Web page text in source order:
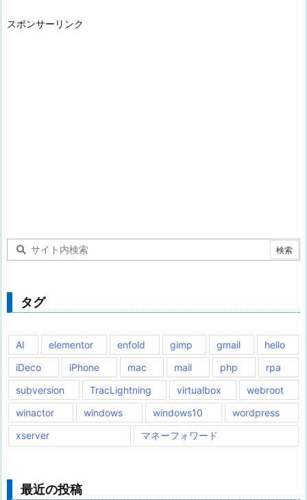
スポンサーリンク
タグ
AI elementor enfold gimp gmail
hello
iDeco
iPhone mac mail php
rpa
subversion
TracLightning virtualbox
webroot
winactor
windows windows10
wordpress
xserver
マネーフォワード
最近の投稿